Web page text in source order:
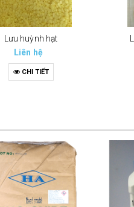
Lưu huỳnh hạt
Liên hệ
CHI TIẾT